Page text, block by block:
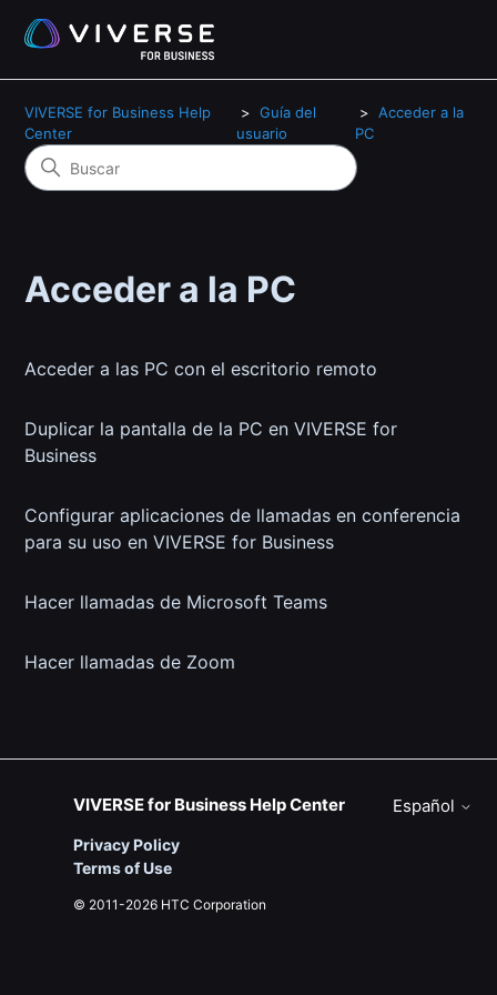
VIVERSE for Business Help
Center
Guía del
usuario
Acceder a la
PC
Acceder a la PC
Acceder a las PC con el escritorio remoto
Duplicar la pantalla de la PC en VIVERSE for
Business
Configurar aplicaciones de llamadas en conferencia
para su uso en VIVERSE for Business
Hacer llamadas de Microsoft Teams
Hacer llamadas de Zoom
VIVERSE for Business Help Center
Privacy Policy
Terms of Use
© 2011-2026 HTC Corporation
Español